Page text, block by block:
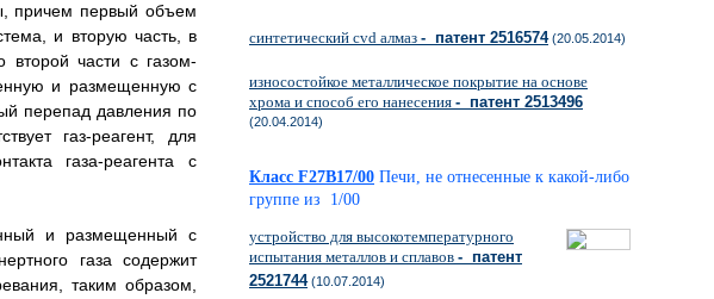
причем первый объем
и вторую часть, в
второй части с газом-
и размещенную с
перепад давления по
газ-реагент, для
газа-реагента с
и размещенный с
газа содержит
таким образом,
синтетический cvd алмаз - патент 2516574(20.05.2014)
износостойкое металлическое покрытие на основе
хрома и способ его нанесения - патент 2513496
(20.04.2014)
Класс F27B17/00 Печи, не отнесенные к какой-либо
группе из 1/00
устройство для высокотемпературного
испытания металлов и сплавов - патент
2521744(10.07.2014)